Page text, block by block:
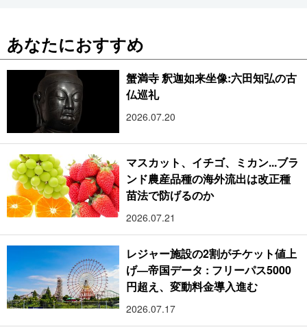
あなたにおすすめ
蟹満寺 釈迦如来坐像:六田知弘の古
仏巡礼
2026.07.20
マスカット、イチゴ、ミカン...ブラ
ンド農産品種の海外流出は改正種
苗法で防げるのか
2026.07.21
レジャー施設の2割がチケット値上
げ―帝国データ : フリーパス5000
円超え、変動料金導入進む
2026.07.17